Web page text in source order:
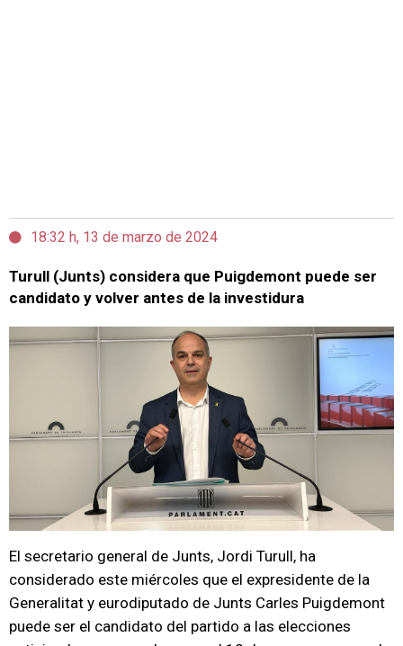
18:32 h, 13 de marzo de 2024
Turull (Junts) considera que Puigdemont puede ser
candidato y volver antes de la investidura
El secretario general de Junts, Jordi Turull, ha
considerado este miércoles que el expresidente de la
Generalitat y eurodiputado de Junts Carles Puigdemont
puede ser el candidato del partido a las elecciones